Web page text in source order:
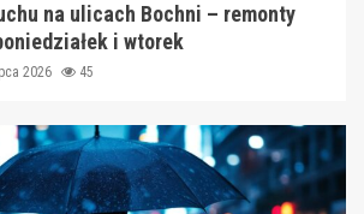
na ulicach Bochni – remonty
i wtorek
2026 45